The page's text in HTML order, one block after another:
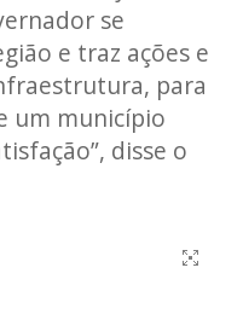
se
e traz ações e
para
um município
disse o